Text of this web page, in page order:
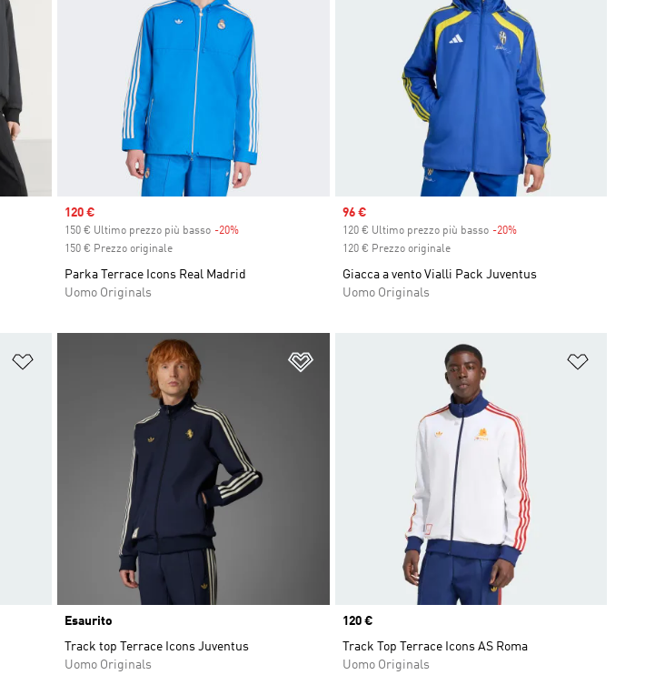
Sale price
120 €
150 € Ultimo prezzo più basso -20%
150 € Prezzo originale
Parka Terrace Icons Real Madrid
Uomo Originals
Sale price
96 €
120 € Ultimo prezzo più basso -20%Discount
120 € Prezzo originale
Giacca a vento Vialli Pack Juventus
Uomo Originals
Aggiungi alla lista dei desideri Aggiungi alla lista dei desideri
Esaurito
Track top Terrace Icons Juventus
Uomo Originals
Price
120 €
Track Top Terrace Icons AS Roma
Uomo Originals